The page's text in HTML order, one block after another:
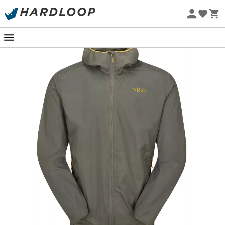
Promos d'été 🔥 -5 % EXTRA dès 2 produits* code Summer5
-5% Extra - Code Summer5
Une veste coupe-vent légère et
compressible !
Vital Hoody est une veste coupe-vent pour
conçue par la marque
pour vous offrir une
protection légère lors de vos
randonnées
montagne
. En effet, cette veste Rab est fabriquée avec
tissu extérieur Hyperlite ™
qui vous protègera
efficacement duvent
, même en cas de fortes rafales.
De plus, ses 110 petits grammes sont particulièrement
appréciables lorsque vous marchez depuis quelques
heures. Par ailleurs, la
capuche élastique
pour qu'elle reste en place en cas de vent fort. En outre,